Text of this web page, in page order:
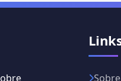
Sobre